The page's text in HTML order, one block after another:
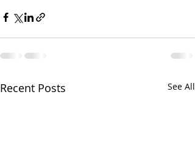
Recent Posts See All